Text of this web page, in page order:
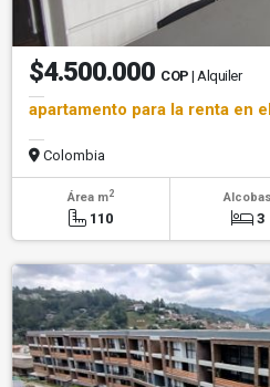
$4.500.000 COP | Alquiler
apartamento para la renta en
Colombia
Área m2
110
Alcobas
3